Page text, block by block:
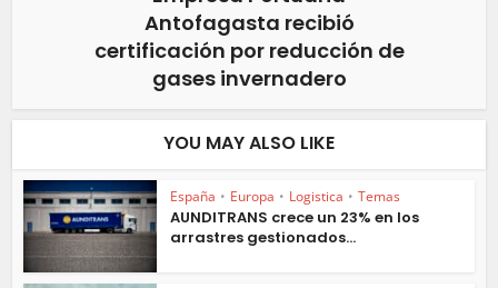
Antofagasta recibió
certificación por reducción de
gases invernadero
YOU MAY ALSO LIKE
España • Europa • Logistica • Temas
AUNDITRANS crece un 23% en los
arrastres gestionados...